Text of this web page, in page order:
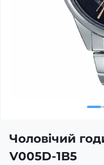
Чоловічий
V005D-1B5